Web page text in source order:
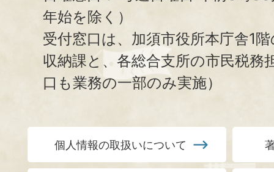
年始を除く）
受付窓口は、加須市役所本庁舎1
収納課と、 各総合支所の市民税務
口も業務の一部のみ実施）
個人情報の取扱いについて